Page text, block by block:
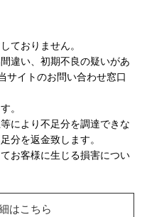
ておりません。
違い、初期不良の疑いがあ
サイトのお問い合わせ窓口
。
により不足分を調達できな
分を返金致します。
お客様に生じる損害につい
はこちら